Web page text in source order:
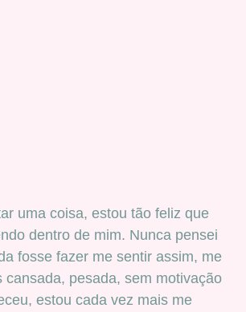
uma coisa, estou tão feliz que
dentro de mim. Nunca pensei
fosse fazer me sentir assim, me
cansada, pesada, sem motivação
estou cada vez mais me